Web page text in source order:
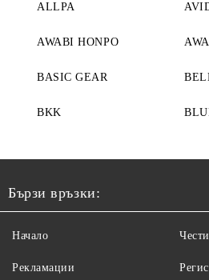
ALLPA
AWABI HONPO
BASIC GEAR
BKK
Бързи връзки:
Начало
Рекламации